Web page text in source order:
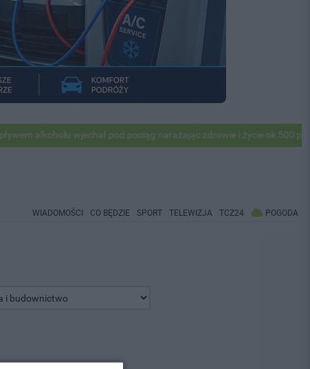
alkoholu wjechał pod pociąg narażając zdrowie i życie ok 500
WIADOMOŚCI CO BĘDZIE SPORT TELEWIZJA TCZ24 POGODA